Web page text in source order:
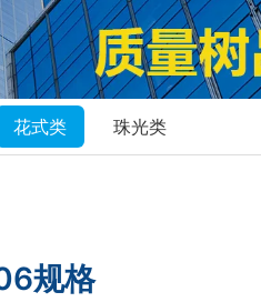
花式类 珠光类
规格